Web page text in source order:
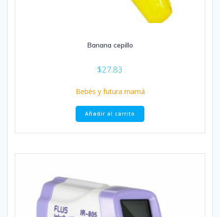
Banana cepillo
$27.83
Bebés y futura mamá
Añadir al carrito